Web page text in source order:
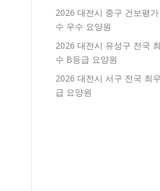
2026 대전시 중구 건보평
수 우수 요양원
2026 대전시 유성구 전국
수 B등급 요양원
2026 대전시 서구 전국 최
급 요양원